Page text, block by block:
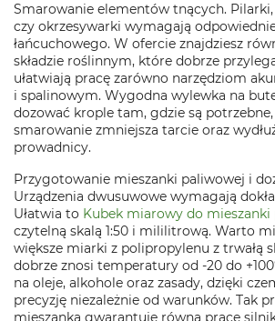
Smarowanie elementów tnących.
czy okrzesywarki wymagają
łańcuchowego. W ofercie znajdziesz
składzie roślinnym, które dobrze
ułatwiają pracę zarówno narzędziom
i spalinowym. Wygodna wylewka na
dozować krople tam, gdzie są
smarowanie zmniejsza tarcie oraz
prowadnicy.
Przygotowanie mieszanki paliwowej i
Urządzenia dwusuwowe wymagają
Ułatwia to Kubek miarowy do mieszanki
czytelną skalą 1:50 i mililitrową. Warto
większe miarki z polipropylenu z trwałą
dobrze znosi temperatury od -20 do
na oleje, alkohole oraz zasady, dzięki
precyzję niezależnie od warunków. Tak
mieszanka gwarantuje równą pracę